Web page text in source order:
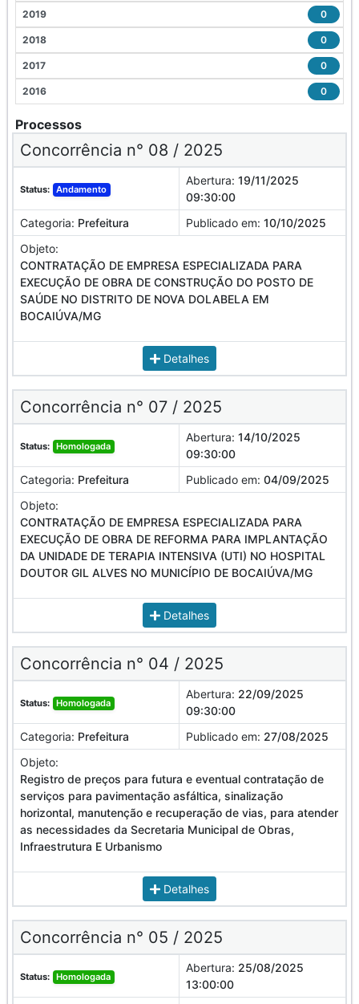
2019 0
2018 0
2017 0
2016 0
Processos
Concorrência n° 08 / 2025
Status: Andamento
Abertura: 19/11/2025
09:30:00
Categoria: Prefeitura Publicado em: 10/10/2025
Objeto:
CONTRATAÇÃO DE EMPRESA ESPECIALIZADA PARA
EXECUÇÃO DE OBRA DE CONSTRUÇÃO DO POSTO DE
SAÚDE NO DISTRITO DE NOVA DOLABELA EM
BOCAIÚVA/MG
Detalhes
Concorrência n° 07 / 2025
Status: Homologada
Abertura: 14/10/2025
09:30:00
Categoria: Prefeitura Publicado em: 04/09/2025
Objeto:
CONTRATAÇÃO DE EMPRESA ESPECIALIZADA PARA
EXECUÇÃO DE OBRA DE REFORMA PARA IMPLANTAÇÃO
DA UNIDADE DE TERAPIA INTENSIVA (UTI) NO HOSPITAL
DOUTOR GIL ALVES NO MUNICÍPIO DE BOCAIÚVA/MG
Detalhes
Concorrência n° 04 / 2025
Status: Homologada
Abertura: 22/09/2025
09:30:00
Categoria: Prefeitura Publicado em: 27/08/2025
Objeto:
Registro de preços para futura e eventual contratação de
serviços para pavimentação asfáltica, sinalização
horizontal, manutenção e recuperação de vias, para atender
as necessidades da Secretaria Municipal de Obras,
Infraestrutura E Urbanismo
Detalhes
Concorrência n° 05 / 2025
Status: Homologada
Abertura: 25/08/2025
13:00:00